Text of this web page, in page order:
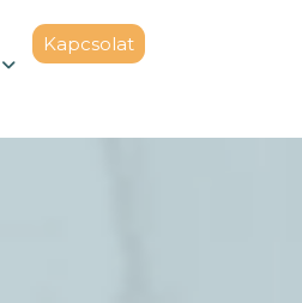
Kapcsolat